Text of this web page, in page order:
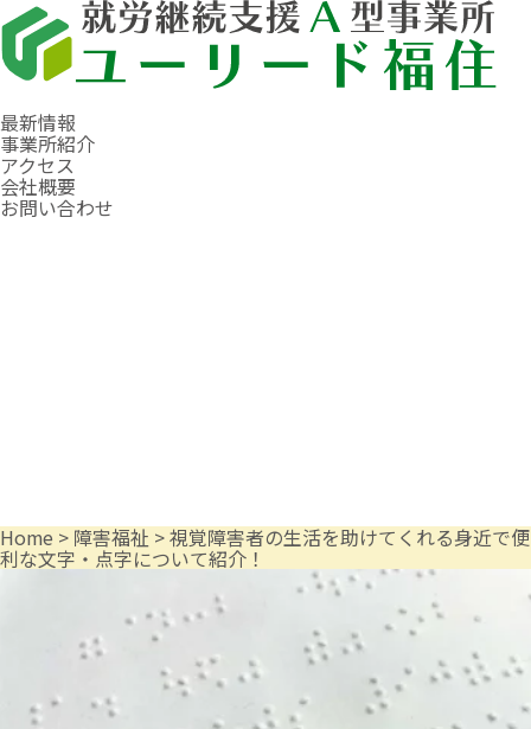
最新情報
事業所紹介
アクセス
会社概要
お問い合わせ
Home > 障害福祉 >視覚障害者の生活を助けてくれる身近で便
利な文字・点字について紹介！